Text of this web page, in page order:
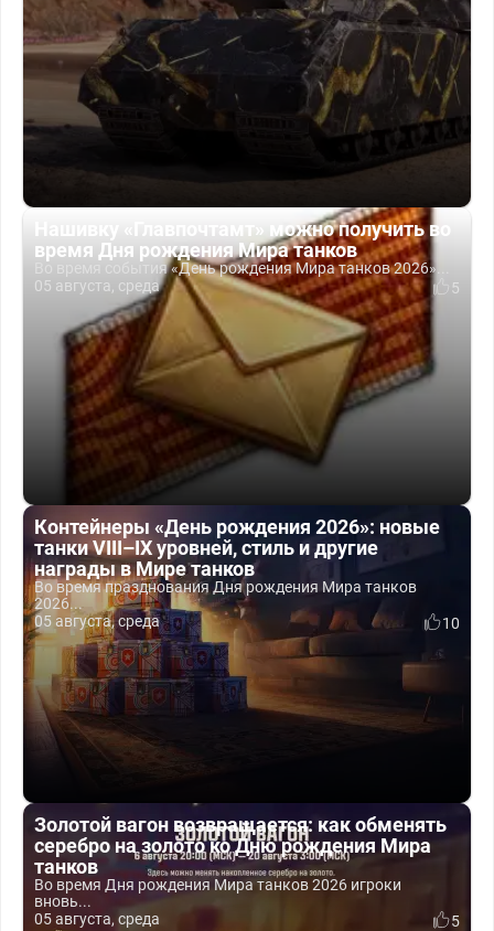
Нашивку «Главпочтамт» можно получить во
время Дня рождения Мира танков
Во время события «День рождения Мира танков 2026»...
05 августа, среда
5
Контейнеры «День рождения 2026»: новые
танки VIII–IX уровней, стиль и другие
награды в Мире танков
Во время празднования Дня рождения Мира танков
2026...
05 августа, среда
10
Золотой вагон возвращается: как обменять
серебро на золото ко Дню рождения Мира
танков
Во время Дня рождения Мира танков 2026 игроки
вновь...
05 августа, среда
5